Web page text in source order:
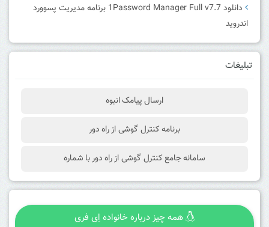
دانلود 1Password Manager Full v7.7 برنامه مدیریت پسوورد
اندروید
تبلیغات
ارسال پیامک انبوه
برنامه کنترل گوشی از راه دور
سامانه جامع کنترل گوشی از راه دور با شماره
همه چیز درباره خانواده اِی فری